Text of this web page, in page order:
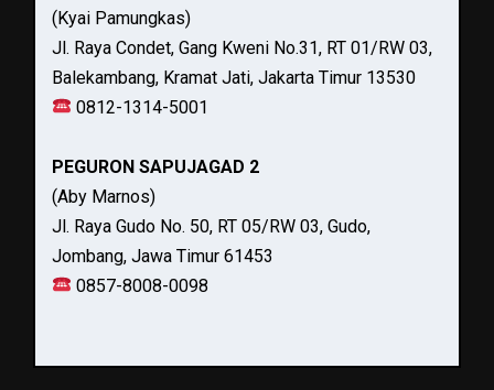
(Kyai Pamungkas)
Jl. Raya Condet, Gang Kweni No.31, RT 01/RW 03,
Balekambang, Kramat Jati, Jakarta Timur 13530
0812-1314-5001
PEGURON SAPUJAGAD 2
(Aby Marnos)
Jl. Raya Gudo No. 50, RT 05/RW 03, Gudo,
Jombang, Jawa Timur 61453
0857-8008-0098